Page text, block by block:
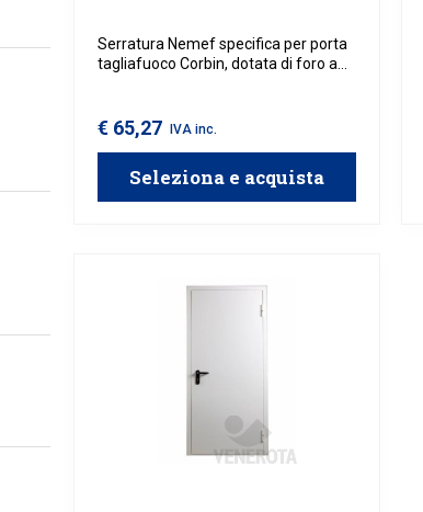
Serratura Nemef specifica per porta
tagliafuoco Corbin, dotata di foro a
€ 65,27 IVA inc.
Seleziona e acquista